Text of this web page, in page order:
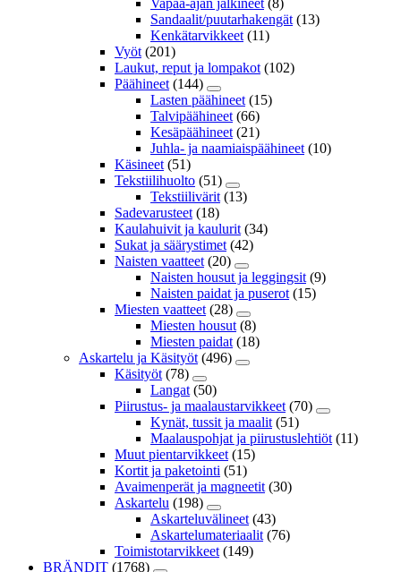
Vapaa-ajan jalkineet (8)
Sandaalit/puutarhakengät (13)
Kenkätarvikkeet (11)
Vyöt (201)
Laukut, reput ja lompakot (102)
Päähineet (144)
Lasten päähineet (15)
Talvipäähineet (66)
Kesäpäähineet (21)
Juhla- ja naamiaispäähineet (10)
Käsineet (51)
Tekstiilihuolto (51)
Tekstiilivärit (13)
Sadevarusteet (18)
Kaulahuivit ja kaulurit (34)
Sukat ja säärystimet (42)
Naisten vaatteet (20)
Naisten housut ja leggingsit (9)
Naisten paidat ja puserot (15)
Miesten vaatteet (28)
Miesten housut (8)
Miesten paidat (18)
Askartelu ja Käsityöt (496)
Käsityöt (78)
Langat (50)
Piirustus- ja maalaustarvikkeet (70)
Kynät, tussit ja maalit (51)
Maalauspohjat ja piirustuslehtiöt (11)
Muut pientarvikkeet (15)
Kortit ja paketointi (51)
Avaimenperät ja magneetit (30)
Askartelu (198)
Askarteluvälineet (43)
Askartelumateriaalit (76)
Toimistotarvikkeet (149)
BRÄNDIT (1768)